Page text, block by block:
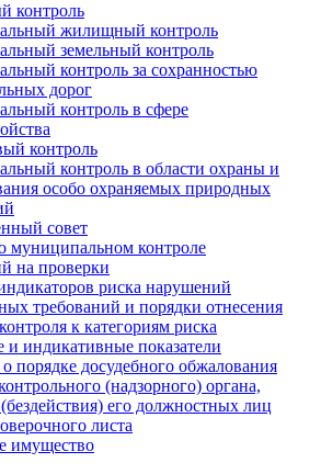
контроль
жилищный контроль
земельный контроль
контроль за сохранностью
дорог
контроль в сфере
контроль
контроль в области охраны и
особо охраняемых природных
совет
муниципальном контроле
на проверки
риска нарушений
требований и порядки отнесения
к категориям риска
индикативные показатели
порядке досудебного обжалования
(надзорного) органа,
его должностных лиц
листа
имущество